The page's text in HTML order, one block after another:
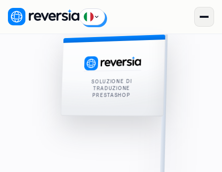
SOLUZIONE DI
TRADUZIONE
PRESTASHOP